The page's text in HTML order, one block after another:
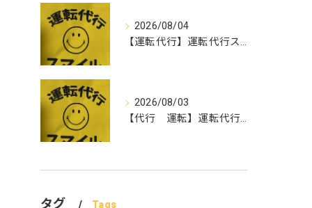
2026/08/04
【運転代行】運転代行スマイル
2026/08/03
【代行 運転】運転代行スマイル
タグ Tags